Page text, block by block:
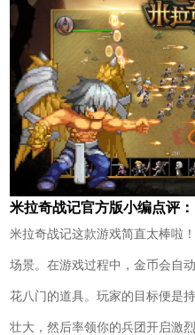
米拉奇战记官方版小编点评：
米拉奇战记这款游戏简直太棒啦
场景。在游戏过程中，金币会自
花八门的道具。玩家的目标便是
壮大，然后率领你的兵团开启激